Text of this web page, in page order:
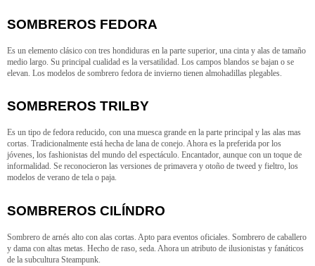
SOMBREROS FEDORA
Es un elemento clásico con tres hondiduras en la parte superior, una cinta y alas de tamaño
medio largo. Su principal cualidad es la versatilidad. Los campos blandos se bajan o se
elevan. Los modelos de sombrero fedora de invierno tienen almohadillas plegables.
SOMBREROS TRILBY
Es un tipo de fedora reducido, con una muesca grande en la parte principal y las alas mas
cortas. Tradicionalmente está hecha de lana de conejo. Ahora es la preferida por los
jóvenes, los fashionistas del mundo del espectáculo. Encantador, aunque con un toque de
informalidad. Se reconocieron las versiones de primavera y otoño de tweed y fieltro, los
modelos de verano de tela o paja.
SOMBREROS CILÍNDRO
Sombrero de arnés alto con alas cortas. Apto para eventos oficiales. Sombrero de caballero
y dama con altas metas. Hecho de raso, seda. Ahora un atributo de ilusionistas y fanáticos
de la subcultura Steampunk.